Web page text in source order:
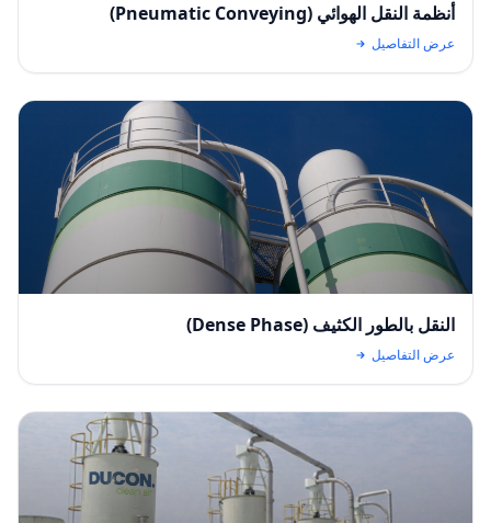
أنظمة النقل الهوائي (Pneumatic Conveying)
عرض التفاصيل
النقل بالطور الكثيف (Dense Phase)
عرض التفاصيل